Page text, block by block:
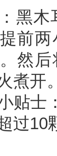
木耳
前
然
煮开
贴士
过10